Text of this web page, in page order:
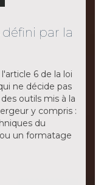
par la
6 de la loi
ne décide pas
outils mis à la
y compris :
du
un formatage